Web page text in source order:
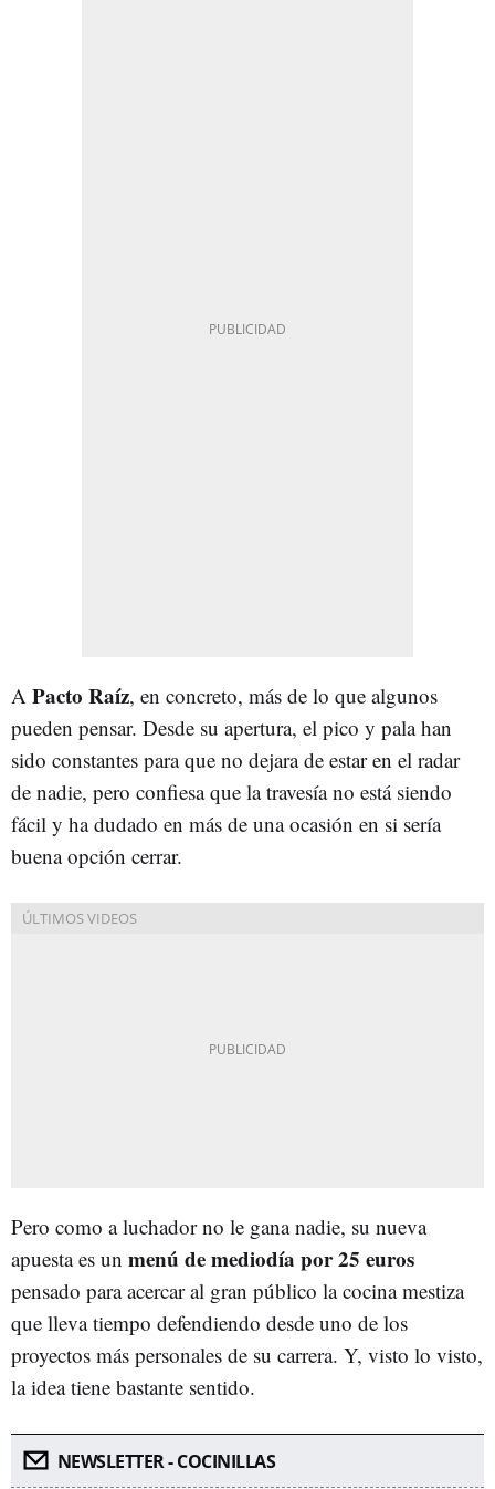
A Pacto Raíz, en concreto, más de lo que algunos
pueden pensar. Desde su apertura, el pico y pala han
sido constantes para que no dejara de estar en el radar
de nadie, pero confiesa que la travesía no está siendo
fácil y ha dudado en más de una ocasión en si sería
buena opción cerrar.
Pero como a luchador no le gana nadie, su nueva
apuesta es un menú de mediodía por 25 euros
pensado para acercar al gran público la cocina mestiza
que lleva tiempo defendiendo desde uno de los
proyectos más personales de su carrera. Y, visto lo visto,
la idea tiene bastante sentido.
NEWSLETTER - COCINILLAS